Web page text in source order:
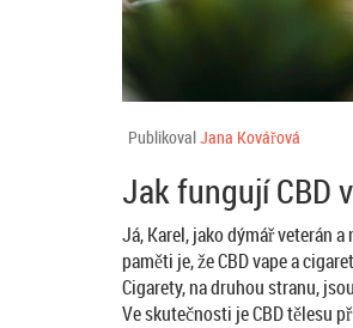
PublikovalJana Kovářová
Jak fungují CBD
Já, Karel, jako dýmář veterán
paměti je, že CBD vape a
Cigarety, na druhou stranu,
Ve skutečnosti je CBD tělesu